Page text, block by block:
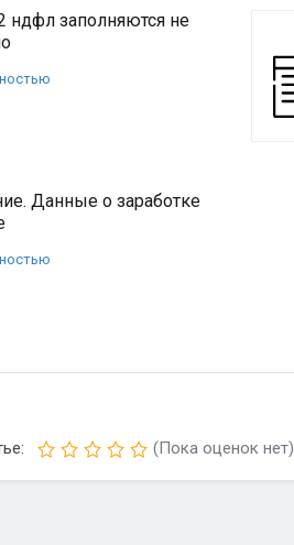
ндфл заполняются не
Данные о заработке
(Пока оценок нет)